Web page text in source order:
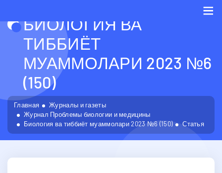
БИОЛОГИЯ ВА
ТИББИЁТ
МУАММОЛАРИ 2023 №6
(150)
Главная
Журналы и газеты
Журнал Проблемы биологии и медицины
Биология ва тиббиёт муаммолари 2023 №6 (150)
Статья